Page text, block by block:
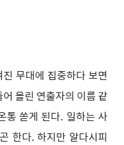
무대에 집중하다 보면
올린 연출자의 이름 같
통 쏟게 된다. 일하는 사
한다. 하지만 알다시피